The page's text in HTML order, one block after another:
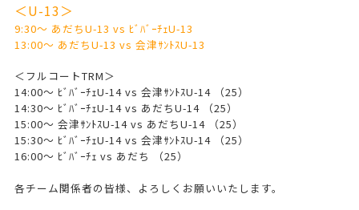
＜U-13＞
9:30～ あだちU-13 vs ﾋﾞﾊﾞｰﾁｪU-13
13:00～ あだちU-13 vs 会津ｻﾝﾄｽU-13
＜フルコートTRM＞
14:00～ ﾋﾞﾊﾞｰﾁｪU-14 vs 会津ｻﾝﾄｽU-14 （25）
14:30～ ﾋﾞﾊﾞｰﾁｪU-14 vs あだちU-14 （25）
15:00～ 会津ｻﾝﾄｽU-14 vs あだちU-14 （25）
15:30～ ﾋﾞﾊﾞｰﾁｪU-14 vs 会津ｻﾝﾄｽU-14 （25）
16:00～ ﾋﾞﾊﾞｰﾁｪ vs あだち （25）
各チーム関係者の皆様、よろしくお願いいたします。